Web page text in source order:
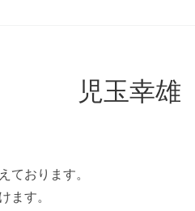
児玉幸
ております。
ます。